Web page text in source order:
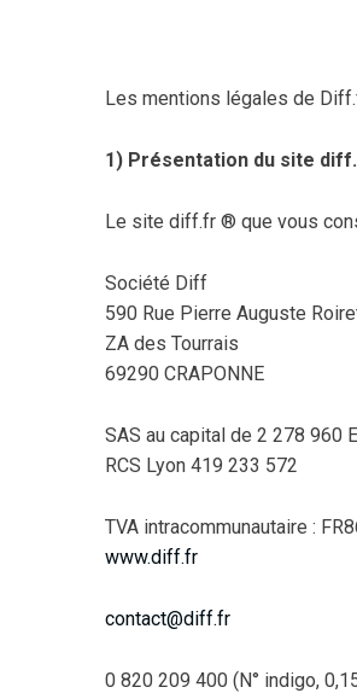
Les mentions légales de
1) Présentation du site
Le site diff.fr ® que vous
Société Diff
590 Rue Pierre Auguste
ZA des Tourrais
69290 CRAPONNE
SAS au capital de 2 278 960
RCS Lyon 419 233 572
TVA intracommunautaire :
www.diff.fr
contact@diff.fr
0 820 209 400 (N° indigo,